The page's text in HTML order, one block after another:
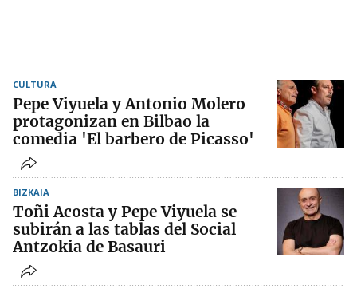
CULTURA
Pepe Viyuela y Antonio Molero
protagonizan en Bilbao la
comedia 'El barbero de Picasso'
BIZKAIA
Toñi Acosta y Pepe Viyuela se
subirán a las tablas del Social
Antzokia de Basauri